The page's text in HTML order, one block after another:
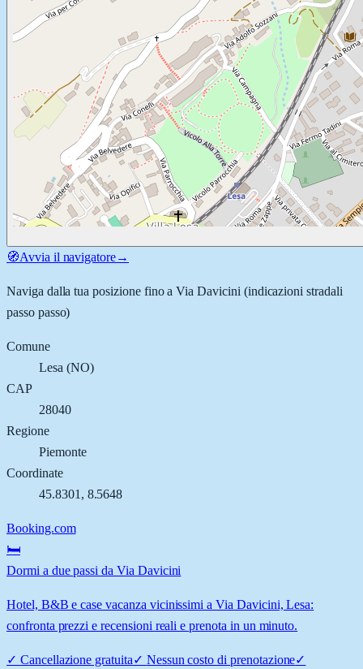
🧭Avvia il navigatore→
Naviga dalla tua posizione fino aVia Davicini (indicazioni stradali
passo passo)
Comune
Lesa (NO)
CAP
28040
Regione
Piemonte
Coordinate
45.8301 , 8.5648
Booking.com
🛏️
Dormi a due passi da Via Davicini
Hotel, B&B e case vacanza vicinissimi a Via Davicini, Lesa:
confronta prezzi e recensioni reali e prenota in un minuto.
✓ Cancellazione gratuita✓ Nessun costo di prenotazione✓